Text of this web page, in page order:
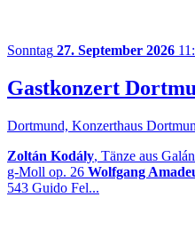
Sonntag 27. September 2026
Gastkonzert
Dortmund, Konzerthaus
Zoltán Kodály, Tänze aus
g-Moll op. 26 Wolfgang
543 Guido Fel...